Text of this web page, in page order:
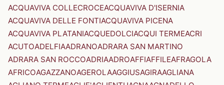
ACQUAVIVA COLLECROCEACQUAVIVA D'ISERNIA
ACQUAVIVA DELLE FONTIACQUAVIVA PICENA
ACQUAVIVA PLATANIACQUEDOLCIACQUI TERMEACRI
ACUTOADELFIAADRANOADRARA SAN MARTINO
ADRARA SAN ROCCOADRIAADROAFFIAFFILEAFRAGOLA
AFRICOAGAZZANOAGEROLAAGGIUSAGIRAAGLIANA